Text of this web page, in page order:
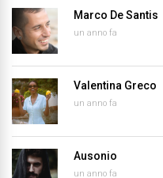
Marco De Santis
un anno fa
Valentina Greco
un anno fa
Ausonio
un anno fa